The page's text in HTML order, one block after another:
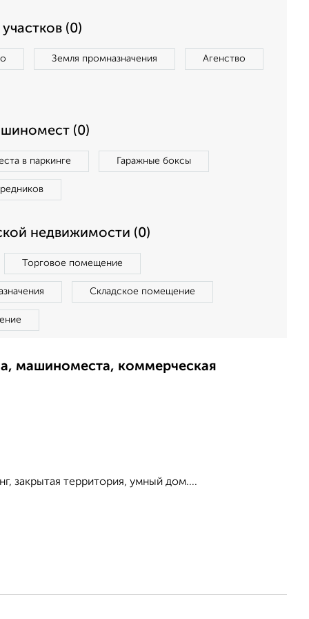
(0)
Земля промназначения Агенство
(0)
в паркинге Гаражные боксы
недвижимости (0)
Торговое помещение
Складское помещение
машиноместа, коммерческая
закрытая территория, умный дом....